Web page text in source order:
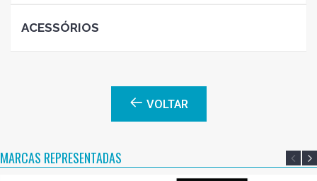
ACESSÓRIOS
VOLTAR
MARCAS REPRESENTADAS